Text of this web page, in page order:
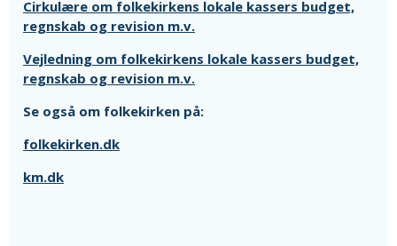
Cirkulære om folkekirkens lokale kassers budget,
regnskab og revision m.v.
Vejledning om folkekirkens lokale kassers budget,
regnskab og revision m.v.
Se også om folkekirken på:
folkekirken.dk
km.dk